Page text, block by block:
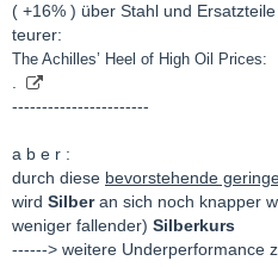
( +16% ) über Stahl und
teurer:
The Achilles’ Heel of High Oil Prices:
-----------------------
a b e r :
durch diese bevorstehende
wird Silberan sich noch knapper
weniger fallender) Silberkurs
------> weitere Underperformance